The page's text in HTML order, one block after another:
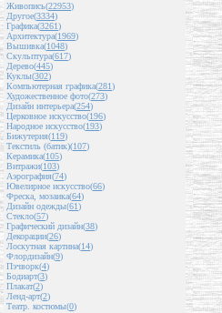
Живопись(22953)
Другое(3334)
Графика(3261)
Архитектура(1969)
Вышивка(1048)
Скульптура(617)
Дерево(445)
Куклы(302)
Компьютерная графика(281)
Художественное фото(273)
Дизайн интерьера(254)
Церковное искусство(196)
Народное искусство(193)
Бижутерия(119)
Текстиль (батик)(107)
Керамика(105)
Витражи(103)
Аэрография(74)
Ювелирное искусство(66)
Фреска, мозаика(64)
Дизайн одежды(61)
Стекло(57)
Графический дизайн(38)
Декорации(26)
Лоскутная картина(14)
Флордизайн(9)
Пэчворк(4)
Бодиарт(3)
Плакат(2)
Ленд-арт(2)
Театр. костюмы(0)